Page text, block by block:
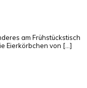
am Frühstückstisch
Eierkörbchen von […]